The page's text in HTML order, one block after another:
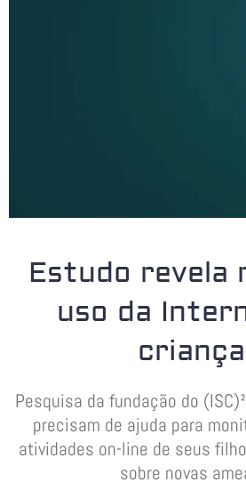
Estudo revela
uso da
Pesquisa da fundação do
precisam de ajuda para
atividades on-line de seus
sobre novas